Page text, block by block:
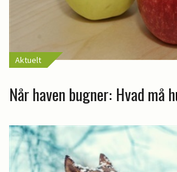
Aktuelt
Når haven bugner: Hvad må